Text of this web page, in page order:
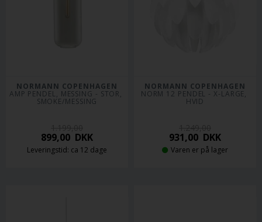
NORMANN COPENHAGEN
AMP PENDEL, MESSING - STOR,
SMOKE/MESSING
899,00 DKK
Leveringstid: ca 12 dage
NORMANN COPENHAGEN
NORM 12 PENDEL - X-LARGE,
HVID
931,00 DKK
Varen er på lager